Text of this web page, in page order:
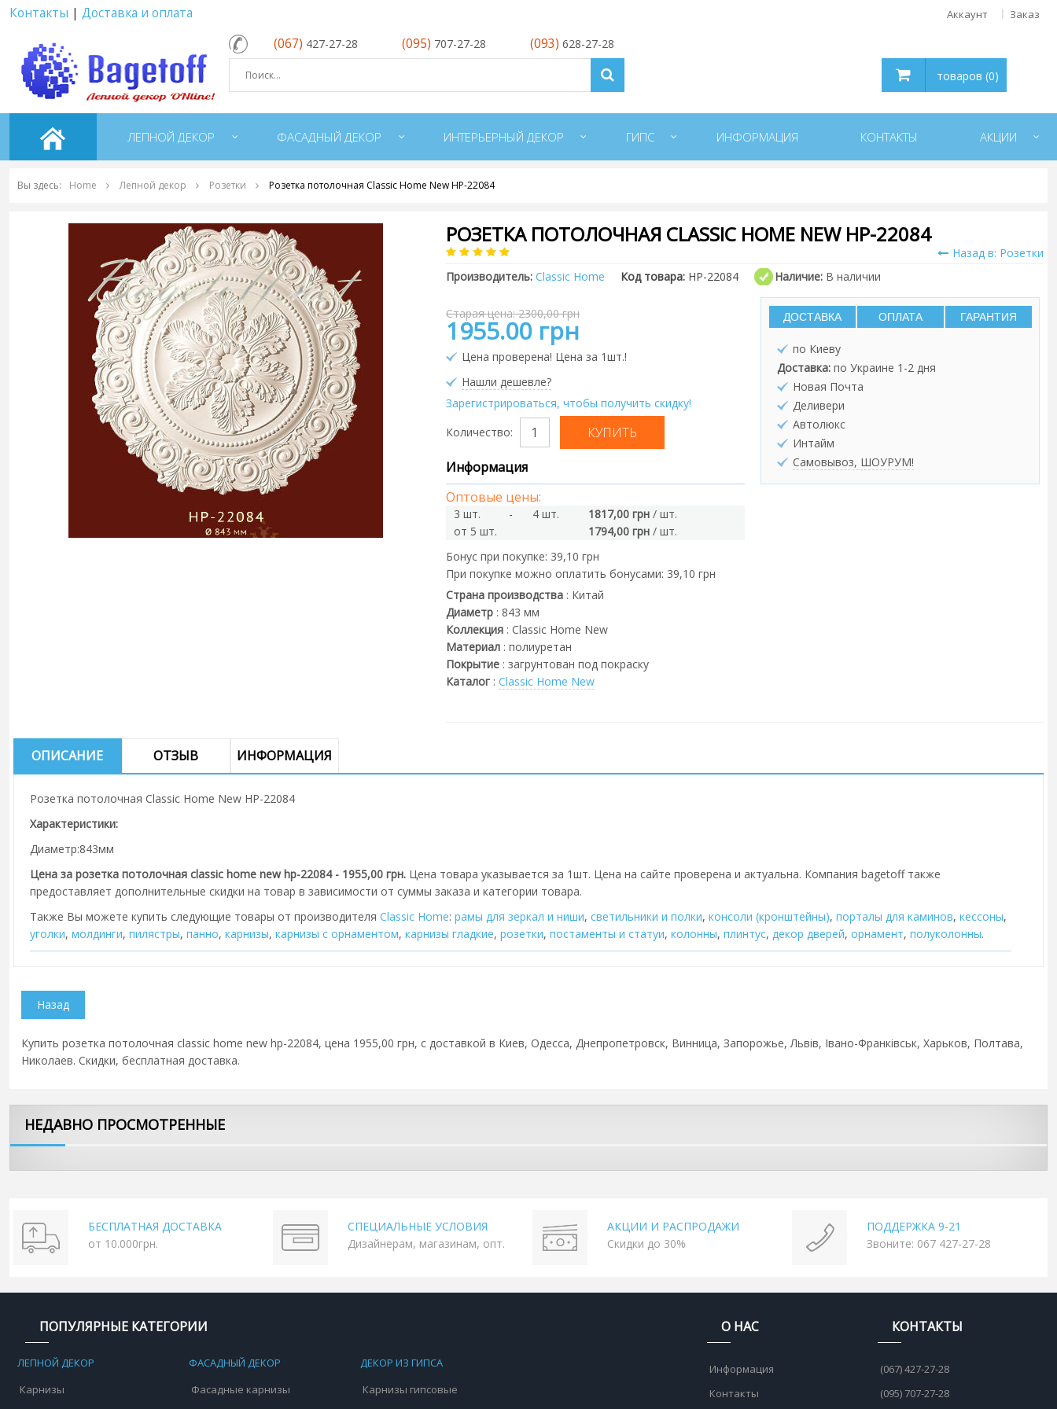
Контакты | Доставка и оплата Аккаунт Заказ
(067) 427-27-28 (095) 707-27-28 (093) 628-27-28
товаров (0)
ЛЕПНОЙ ДЕКОР ФАСАДНЫЙ ДЕКОР ИНТЕРЬЕРНЫЙ ДЕКОР ГИПС ИНФОРМАЦИЯ КОНТАКТЫ АКЦИИ
Вы здесь: Home Лепной декор Розетки Розетка потолочная Classic Home New HP-22084
РОЗЕТКА ПОТОЛОЧНАЯ CLASSIC HOME NEW HP-22084
Назад в: Розетки
Производитель: Classic Home Код товара: HP-22084 Наличие: В наличии
Старая цена: 2300,00 грн
1955.00 грн
Цена проверена! Цена за 1шт.!
Нашли дешевле?
Зарегистрироваться, чтобы получить скидку!
Количество:
Информация
Оптовые цены:
3 шт. - 4 шт. 1817,00 грн / шт.
от 5 шт.
1794,00 грн / шт.
Бонус при покупке: 39,10 грн
При покупке можно оплатить бонусами: 39,10 грн
Страна производства: Китай
Диаметр: 843 мм
Коллекция: Classic Home New
Материал: полиуретан
Покрытие: загрунтован под покраску
Каталог: Classic Home New
ДОСТАВКА ОПЛАТА ГАРАНТИЯ
по Киеву
Доставка: по Украине 1-2 дня
Новая Почта
Деливери
Автолюкс
Интайм
Самовывоз, ШОУРУМ!
ОПИСАНИЕ ОТЗЫВ ИНФОРМАЦИЯ
Розетка потолочная Classic Home New HP-22084
Характеристики:
Диаметр:843мм
Цена за розетка потолочная classic home new hp-22084 - 1955,00 грн. Цена товара указывается за 1шт. Цена на сайте проверена и актуальна. Компания bagetoff также
предоставляет дополнительные скидки на товар в зависимости от суммы заказа и категории товара.
Также Вы можете купить следующие товары от производителя Classic Home: рамы для зеркал и ниши, cветильники и полки, консоли (кронштейны), порталы для каминов, кессоны,
уголки, молдинги, пилястры, панно, карнизы, карнизы с орнаментом, карнизы гладкие, розетки, постаменты и статуи, колонны, плинтус, декор дверей, орнамент, полуколонны.
Купить розетка потолочная classic home new hp-22084, цена 1955,00 грн, с доставкой в Киев, Одесса, Днепропетровск, Винница, Запорожье, Львів, Івано-Франківськ, Харьков, Полтава,
Николаев. Скидки, бесплатная доставка.
НЕДАВНО ПРОСМОТРЕННЫЕ
БЕСПЛАТНАЯ ДОСТАВКА
от 10.000грн.
СПЕЦИАЛЬНЫЕ УСЛОВИЯ
Дизайнерам, магазинам, опт.
АКЦИИ И РАСПРОДАЖИ
Скидки до 30%
ПОДДЕРЖКА 9-21
Звоните: 067 427-27-28
ПОПУЛЯРНЫЕ КАТЕГОРИИ
ЛЕПНОЙ ДЕКОР
Карнизы
ФАСАДНЫЙ ДЕКОР
Фасадные карнизы
ДЕКОР ИЗ ГИПСА
Карнизы гипсовые
О НАС
Информация
Контакты
КОНТАКТЫ
(067) 427-27-28
(095) 707-27-28